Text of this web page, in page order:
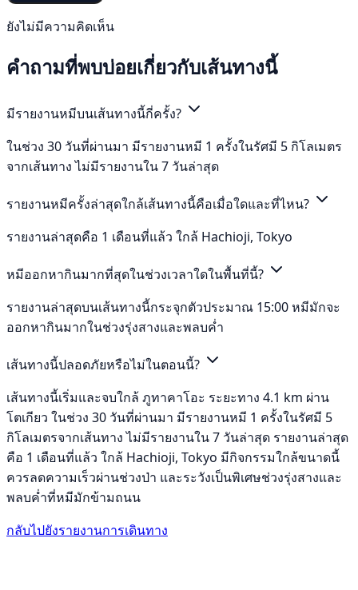
ยังไม่มีความคิดเห็น
คำถามที่พบบ่อยเกี่ยวกับเส้นทางนี้
มีรายงานหมีบนเส้นทางนี้กี่ครั้ง?
ในช่วง 30 วันที่ผ่านมา มีรายงานหมี 1 ครั้งในรัศมี 5 กิโลเมตร
จากเส้นทาง ไม่มีรายงานใน 7 วันล่าสุด
รายงานหมีครั้งล่าสุดใกล้เส้นทางนี้คือเมื่อใดและที่ไหน?
รายงานล่าสุดคือ 1 เดือนที่แล้ว ใกล้ Hachioji, Tokyo
หมีออกหากินมากที่สุดในช่วงเวลาใดในพื้นที่นี้?
รายงานล่าสุดบนเส้นทางนี้กระจุกตัวประมาณ 15:00 หมีมักจะ
ออกหากินมากในช่วงรุ่งสางและพลบค่ำ
เส้นทางนี้ปลอดภัยหรือไม่ในตอนนี้?
เส้นทางนี้เริ่มและจบใกล้ ภูทาคาโอะ ระยะทาง 4.1 km ผ่าน
โตเกียว ในช่วง 30 วันที่ผ่านมา มีรายงานหมี 1 ครั้งในรัศมี 5
กิโลเมตรจากเส้นทาง ไม่มีรายงานใน 7 วันล่าสุด รายงานล่าสุด
คือ 1 เดือนที่แล้ว ใกล้ Hachioji, Tokyo มีกิจกรรมใกล้ขนาดนี้
ควรลดความเร็วผ่านช่วงป่า และระวังเป็นพิเศษช่วงรุ่งสางและ
พลบค่ำที่หมีมักข้ามถนน
กลับไปยังรายงานการเดินทาง